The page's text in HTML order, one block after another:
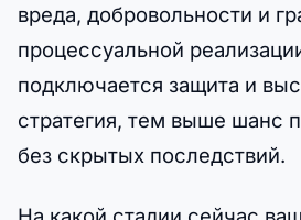
вреда, добровольности и
процессуальной
подключается защита и
стратегия, тем выше шанс
без скрытых последствий.